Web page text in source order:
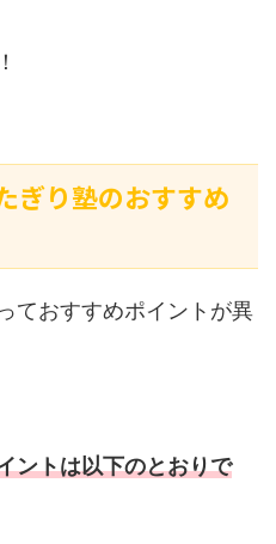
ぎり塾のおすすめ
ておすすめポイントが異
ントは以下のとおりで